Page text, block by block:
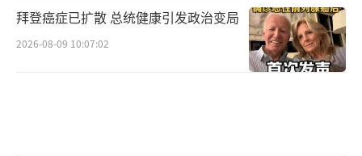
拜登癌症已扩散 总统健康引发政治变局
2026-08-09 10:07:02